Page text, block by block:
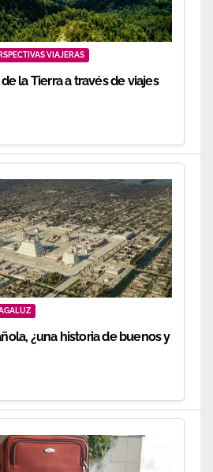
VIAJERAS
la Tierra a través de viajes
¿una historia de buenos y